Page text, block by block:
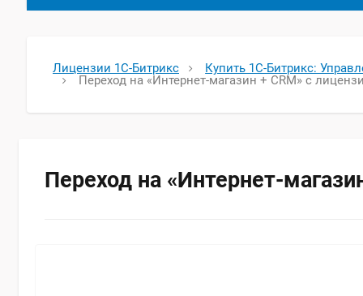
Лицензии 1С-Битрикс Купить 1С-Битрикс:
Переход на «Интернет-магазин + CRM» с
Переход на «Интернет-